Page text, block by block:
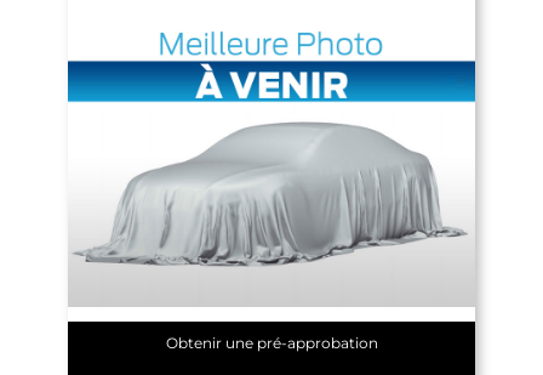
Obtenir une pré-approbation